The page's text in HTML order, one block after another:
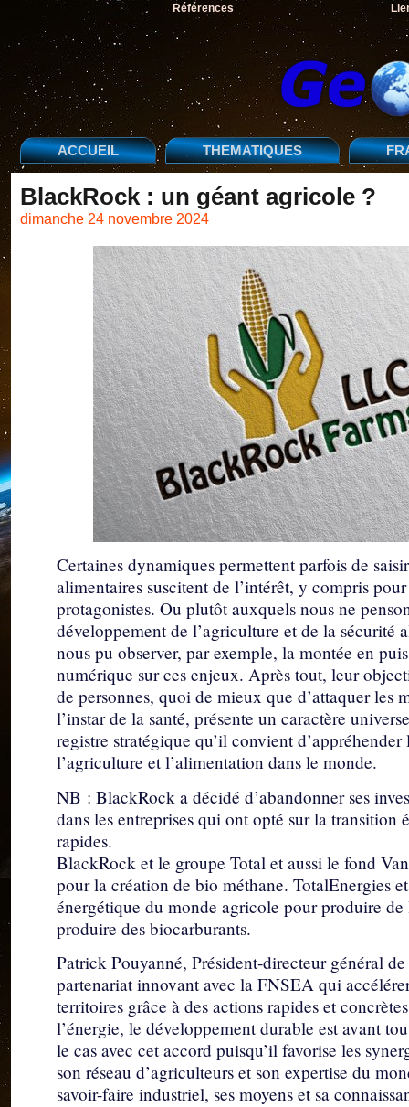
Références
ACCUEIL THEMATIQUES
BlackRock : un géant agricole ?
dimanche 24 novembre 2024
Certaines dynamiques permettent parfois de
alimentaires suscitent de l’intérêt, y compris
protagonistes. Ou plutôt auxquels nous ne
développement de l’agriculture et de la sécurité
nous pu observer, par exemple, la montée en
numérique sur ces enjeux. Après tout, leur
de personnes, quoi de mieux que d’attaquer les
l’instar de la santé, présente un caractère
registre stratégique qu’il convient
l’agriculture et l’alimentation dans le monde.
NB : BlackRock a décidé d’abandonner ses
dans les entreprises qui ont opté sur la transition
rapides.
BlackRock et le groupe Total et aussi le fond
pour la création de bio méthane. TotalEnergies
énergétique du monde agricole pour produire
produire des biocarburants.
Patrick Pouyanné, Président-directeur général
partenariat innovant avec la FNSEA qui
territoires grâce à des actions rapides et
l’énergie, le développement durable est avant
le cas avec cet accord puisqu’il favorise les
son réseau d’agriculteurs et son expertise du
savoir-faire industriel, ses moyens et sa